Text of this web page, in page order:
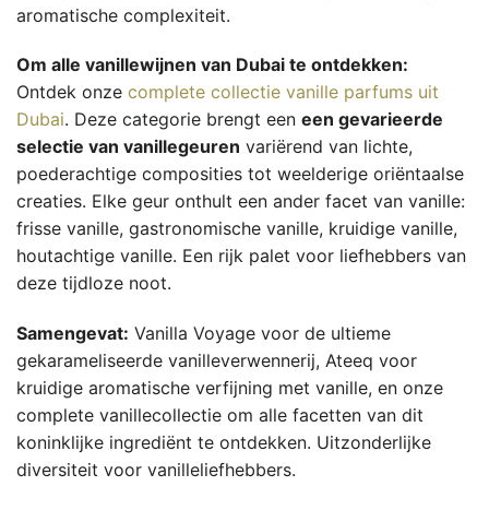
aromatische complexiteit.
Om alle vanillewijnen van Dubai te ontdekken:
Ontdek onze complete collectie vanille parfums uit
Dubai. Deze categorie brengt een een gevarieerde
selectie van vanillegeuren variërend van lichte,
poederachtige composities tot weelderige oriëntaalse
creaties. Elke geur onthult een ander facet van vanille:
frisse vanille, gastronomische vanille, kruidige vanille,
houtachtige vanille. Een rijk palet voor liefhebbers van
deze tijdloze noot.
Samengevat: Vanilla Voyage voor de ultieme
gekarameliseerde vanilleverwennerij, Ateeq voor
kruidige aromatische verfijning met vanille, en onze
complete vanillecollectie om alle facetten van dit
koninklijke ingrediënt te ontdekken. Uitzonderlijke
diversiteit voor vanilleliefhebbers.